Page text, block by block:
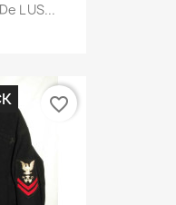
L US...
favorite_border